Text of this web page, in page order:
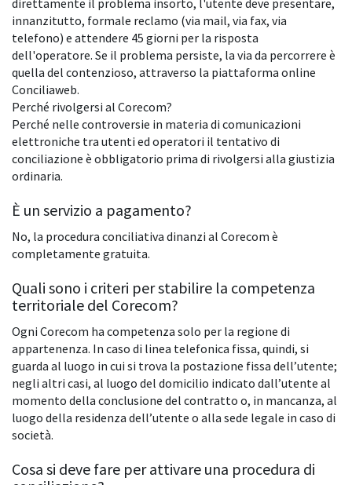
direttamente il problema insorto, l'utente deve presentare,
innanzitutto, formale reclamo (via mail, via fax, via
telefono) e attendere 45 giorni per la risposta
dell'operatore. Se il problema persiste, la via da percorrere è
quella del contenzioso, attraverso la piattaforma online
Conciliaweb.
Perché rivolgersi al Corecom?
Perché nelle controversie in materia di comunicazioni
elettroniche tra utenti ed operatori il tentativo di
conciliazione è obbligatorio prima di rivolgersi alla giustizia
ordinaria.
È un servizio a pagamento?
No, la procedura conciliativa dinanzi al Corecom è
completamente gratuita.
Quali sono i criteri per stabilire la competenza
territoriale del Corecom?
Ogni Corecom ha competenza solo per la regione di
appartenenza. In caso di linea telefonica fissa, quindi, si
guarda al luogo in cui si trova la postazione fissa dell’utente;
negli altri casi, al luogo del domicilio indicato dall’utente al
momento della conclusione del contratto o, in mancanza, al
luogo della residenza dell’utente o alla sede legale in caso di
società.
Cosa si deve fare per attivare una procedura di